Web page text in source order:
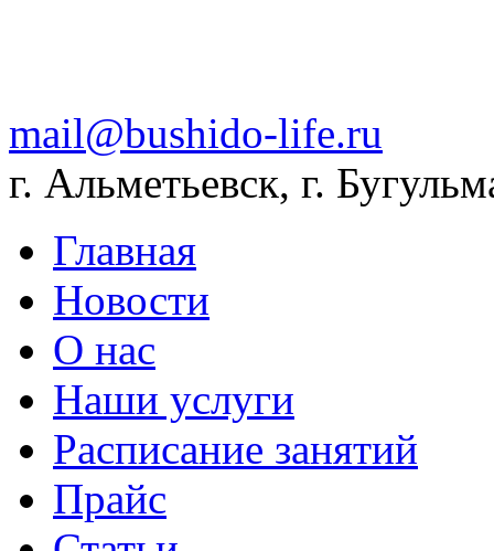
mail@bushido-life.ru
г. Альметьевск, г.
Главная
Новости
О нас
Наши услуги
Расписание занятий
Прайс